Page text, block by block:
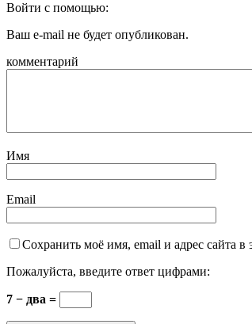
Войти с помощью:
Ваш e-mail не будет опубликован.
комментарий
Имя
Email
Сохранить моё имя, email и адрес сайта
Пожалуйста, введите ответ цифрами:
7 − два =